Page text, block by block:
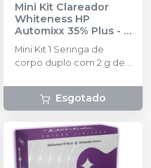
Mini Kit Clareador
Whiteness HP
Automixx 35% Plus - 1
Paciente
-
Mini Kit 1 Seringa de
corpo duplo com 2 g de
misturadoras, 1 Top dam
com 1 g e ponteiras.
Esgotado